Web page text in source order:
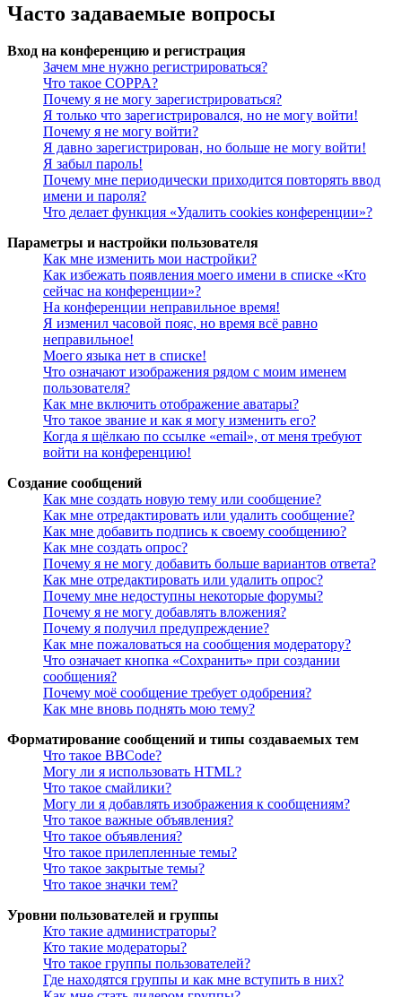
Часто задаваемые вопросы
Вход на конференцию и регистрация
Зачем мне нужно регистрироваться?
Что такое COPPA?
Почему я не могу зарегистрироваться?
Я только что зарегистрировался, но не могу войти!
Почему я не могу войти?
Я давно зарегистрирован, но больше не могу войти!
Я забыл пароль!
Почему мне периодически приходится повторять ввод
имени и пароля?
Что делает функция «Удалить cookies конференции»?
Параметры и настройки пользователя
Как мне изменить мои настройки?
Как избежать появления моего имени в списке «Кто
сейчас на конференции»?
На конференции неправильное время!
Я изменил часовой пояс, но время всё равно
неправильное!
Моего языка нет в списке!
Что означают изображения рядом с моим именем
пользователя?
Как мне включить отображение аватары?
Что такое звание и как я могу изменить его?
Когда я щёлкаю по ссылке «email», от меня требуют
войти на конференцию!
Создание сообщений
Как мне создать новую тему или сообщение?
Как мне отредактировать или удалить сообщение?
Как мне добавить подпись к своему сообщению?
Как мне создать опрос?
Почему я не могу добавить больше вариантов ответа?
Как мне отредактировать или удалить опрос?
Почему мне недоступны некоторые форумы?
Почему я не могу добавлять вложения?
Почему я получил предупреждение?
Как мне пожаловаться на сообщения модератору?
Что означает кнопка «Сохранить» при создании
сообщения?
Почему моё сообщение требует одобрения?
Как мне вновь поднять мою тему?
Форматирование сообщений и типы создаваемых тем
Что такое BBCode?
Могу ли я использовать HTML?
Что такое смайлики?
Могу ли я добавлять изображения к сообщениям?
Что такое важные объявления?
Что такое объявления?
Что такое прилепленные темы?
Что такое закрытые темы?
Что такое значки тем?
Уровни пользователей и группы
Кто такие администраторы?
Кто такие модераторы?
Что такое группы пользователей?
Где находятся группы и как мне вступить в них?